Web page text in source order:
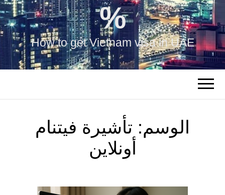
%
How to get Vietnam visa in UAE
الوسم: تأشيرة فيتنام
أونلاين